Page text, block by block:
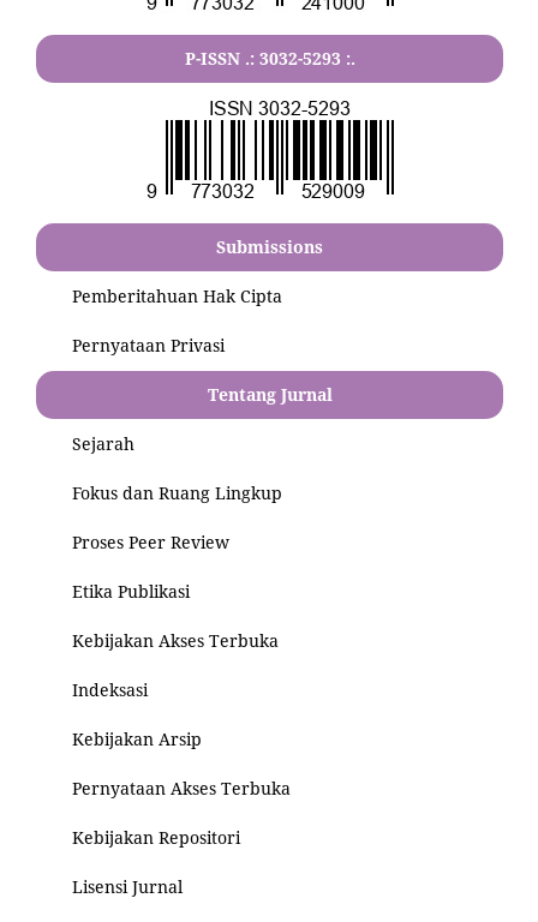
P-ISSN .: 3032-5293 :.
Submissions
Pemberitahuan Hak Cipta
Pernyataan Privasi
Tentang Jurnal
Sejarah
Fokus dan Ruang Lingkup
Proses Peer Review
Etika Publikasi
Kebijakan Akses Terbuka
Indeksasi
Kebijakan Arsip
Pernyataan Akses Terbuka
Kebijakan Repositori
Lisensi Jurnal